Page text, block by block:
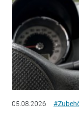
05.08.2026